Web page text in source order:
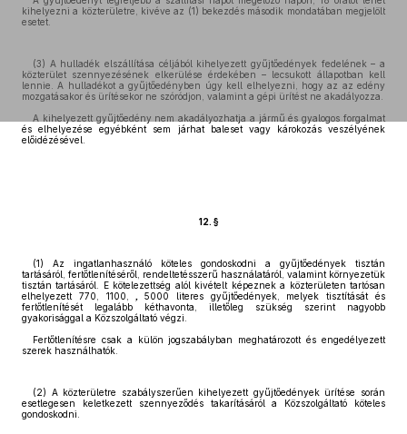
kihelyezni a közterületre, kivéve az (1) bekezdés második mondatában megjelölt
esetet.
(3) A hulladék elszállítása céljából kihelyezett gyűjtőedények fedelének – a
közterület szennyezésének elkerülése érdekében – lecsukott állapotban kell
lennie. A hulladékot a gyűjtőedényben úgy kell elhelyezni, hogy az az edény
mozgatásakor és ürítésekor ne szóródjon, valamint a gépi ürítést ne akadályozza.
A kihelyezett gyűjtőedény nem akadályozhatja a jármű és gyalogos forgalmat
és elhelyezése egyébként sem járhat baleset vagy károkozás veszélyének
előidézésével.
12. §
(1) Az ingatlanhasználó köteles gondoskodni a gyűjtőedények tisztán
tartásáról, fertőtlenítéséről, rendeltetésszerű használatáról, valamint környezetük
tisztán tartásáról. E kötelezettség alól kivételt képeznek a közterületen tartósan
elhelyezett 770, 1100, ,5000 literes gyűjtőedények, melyek tisztítását és
fertőtlenítését legalább kéthavonta, illetőleg szükség szerint nagyobb
gyakorisággal a Közszolgáltató végzi.
Fertőtlenítésre csak a külön jogszabályban meghatározott és engedélyezett
szerek használhatók.
(2) A közterületre szabályszerűen kihelyezett gyűjtőedények ürítése során
esetlegesen keletkezett szennyeződés takarításáról a Közszolgáltató köteles
gondoskodni.